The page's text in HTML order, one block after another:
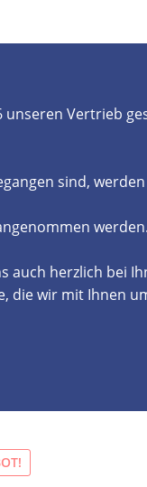
Vertrieb
sind,
werden.
herzlich bei
die wir mit Ihnen